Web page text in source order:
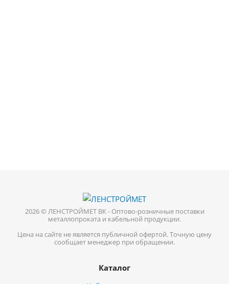
2026 © ЛЕНСТРОЙМЕТ ВК - Оптово-розничные поставки
металлопроката и кабельной продукции.
Цена на сайте не является публичной офертой. Точную цену
сообщает менеджер при обращении.
Каталог